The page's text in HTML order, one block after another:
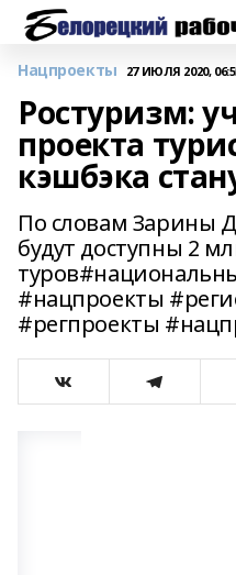
Нацпроекты 27 ИЮЛЯ 2020,
Ростуризм:
проекта
кэшбэка
По словам Зарины
будут доступны 2
#нацпроекты
#регпроекты